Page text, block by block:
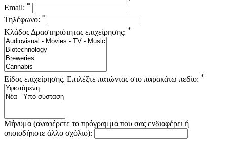
Email: *
Τηλέφωνο: *
Κλάδος Δραστηριότητας επιχείρησης: *
Είδος επιχείρησης. Επιλέξτε πατώντας στο παρακάτω πεδίο: *
Μήνυμα (αναφέρετε το πρόγραμμα που σας ενδιαφέρει ή
οποιοδήποτε άλλο σχόλιο):